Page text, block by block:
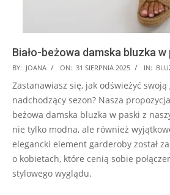
Biało-beżowa damska bluzka
2025-
08-
31
BY: JOANA ON: 31 SIERPNIA 2025 IN:
Zastanawiasz się, jak odświeżyć
nadchodzący sezon? Nasza
beżowa damska bluzka w paski z
nie tylko modna, ale również
elegancki element garderoby został
o kobietach, które cenią sobie
stylowego wyglądu.